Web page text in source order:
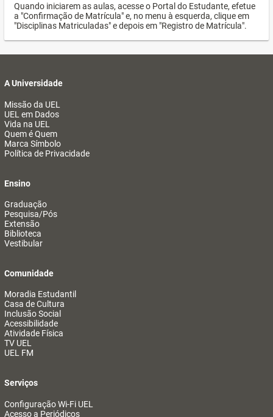
Quando iniciarem as aulas, acesse o Portal do Estudante, efetue
a "Confirmação de Matrícula" e, no menu à esquerda, clique em
"Disciplinas Matriculadas" e depois em "Registro de Matrícula".
A Universidade
Missão da UEL
UEL em Dados
Vida na UEL
Quem é Quem
Marca Símbolo
Política de Privacidade
Ensino
Graduação
Pesquisa/Pós
Extensão
Biblioteca
Vestibular
Comunidade
Moradia Estudantil
Casa de Cultura
Inclusão Social
Acessibilidade
Atividade Física
TV UEL
UEL FM
Serviços
Configuração Wi-Fi UEL
Acesso a Periódicos